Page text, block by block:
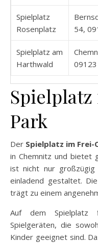
Spielplatz
Rosenplatz
54,
Spielplatz am
Harthwald
09123
Park
Der Spielplatz im
in Chemnitz und bietet
ist nicht nur großzügig
einladend gestaltet.
trägt zu einem
Auf dem Spielplatz
Spielgeräten, die
Kinder geeignet sind.